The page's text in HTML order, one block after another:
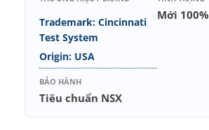
Trademark: Cincinnati
Test System
Origin: USA
Mới 100%
BẢO HÀNH
Tiêu chuẩn NSX